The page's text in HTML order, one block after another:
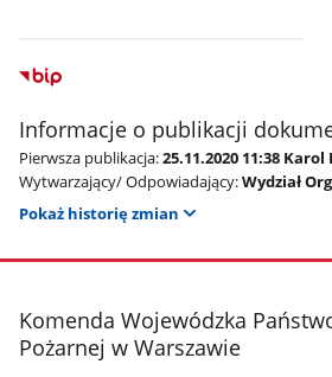
Informacje o publikacji
Pierwsza publikacja:25.11.2020 11:38
Wytwarzający/ Odpowiadający:Wydział
Pokaż historię zmian
stopka
Komenda Wojewódzka
Pożarnej w Warszawie